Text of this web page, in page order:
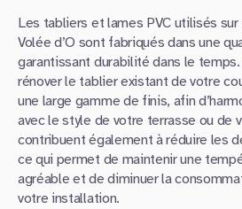
Les tabliers et lames PVC utilisés
Volée d’O sont fabriqués dans une
garantissant durabilité dans le
rénover le tablier existant de votre
une large gamme de finis, afin
avec le style de votre terrasse ou de
contribuent également à réduire les
ce qui permet de maintenir une
agréable et de diminuer la
votre installation.